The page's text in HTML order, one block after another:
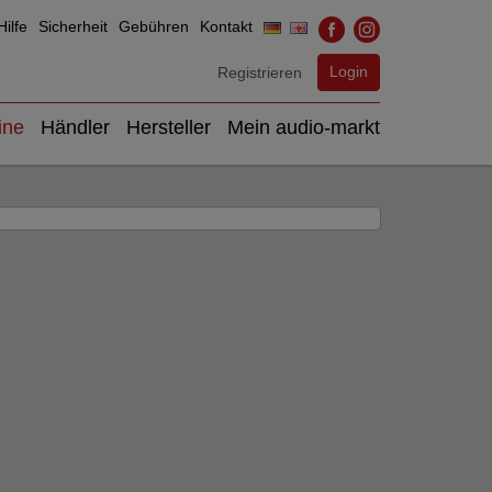
Sicherheit Gebühren Kontakt
Registrieren Login
Händler Hersteller Mein audio-markt